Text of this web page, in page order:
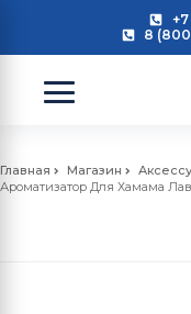
8
Главная Магазин
Ароматизатор Для Хамама